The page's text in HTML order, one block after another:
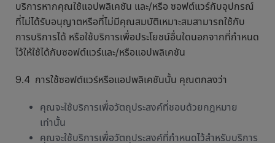
บริการหากคุณใช้แอปพลิเคชัน และ/หรือ ซอฟต์แวร์กับอุปกรณ์
ที่ไม่ได้รับอนุญาตหรือที่ไม่มีคุณสมบัติเหมาะสมสามารถใช้กับ
การบริการได้ หรือใช้บริการเพื่อประโยชน์อื่นใดนอกจากที่กำหนด
ไว้ให้ใช้ได้กับซอฟต์แวร์และ/หรือแอปพลิเคชัน
9.4 การใช้ซอฟต์แวร์หรือแอปพลิเคชันนั้น คุณตกลงว่า
คุณจะใช้บริการเพื่อวัตถุประสงค์ที่ชอบด้วยกฎหมาย
เท่านั้น
คุณจะใช้บริการเพื่อวัตถุประสงค์ที่กำหนดไว้สำหรับบริการ